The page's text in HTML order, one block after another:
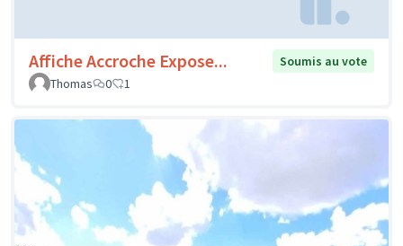
Affiche Accroche Expose...
Soumis au vote
Thomas
0 1